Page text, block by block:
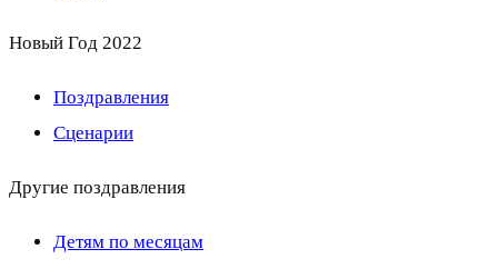
Новый Год 2022
Поздравления
Сценарии
Другие поздравления
Детям по месяцам